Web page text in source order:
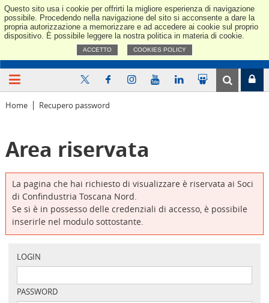
Questo sito usa i cookie per offrirti la migliore esperienza di navigazione
possibile. Procedendo nella navigazione del sito si acconsente a dare la
propria autorizzazione a memorizzare e ad accedere ai cookie sul proprio
dispositivo. È possibile leggere la nostra politica in materia di cookie.
ACCETTO COOKIES POLICY
Home Recupero password
Area riservata
La pagina che hai richiesto di visualizzare è riservata ai Soci
di Confindustria Toscana Nord.
Se si è in possesso delle credenziali di accesso, è possibile
inserirle nel modulo sottostante.
LOGIN
PASSWORD